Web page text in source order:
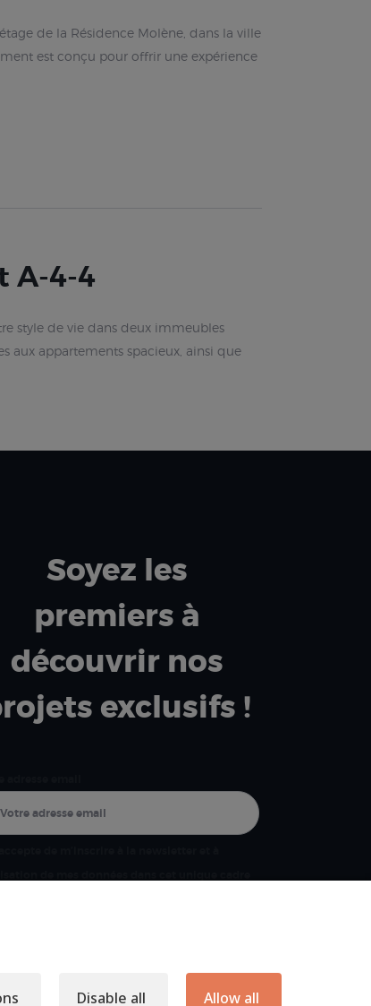
de la Résidence Molène, dans la ville
est conçu pour offrir une expérience
A-4-4
style de vie dans deux immeubles
aux appartements spacieux, ainsi que
Soyez les
premiers à
découvrir nos
exclusifs !
Disable all Allow all